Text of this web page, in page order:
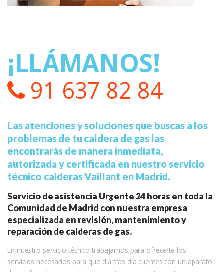
¡LLÁMANOS!
91 637 82 84
Las atenciones y soluciones que buscas a los
problemas de tu caldera de gas las
encontrarás de manera inmediata,
autorizada y certificada en nuestro servicio
técnico calderas Vaillant en Madrid.
Servicio de asistencia Urgente 24 horas en toda la
Comunidad de Madrid con nuestra empresa
especializada en revisión, mantenimiento y
reparación de calderas de gas.
En nuestro servicio técnico trabajamos para ofrecerte los
servicios necesarios para que día tras día cuentes con un aparato